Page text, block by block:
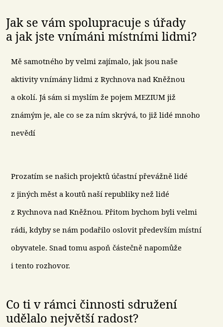
Jak se vám spolupracuje s úřady
a jak jste vnímáni místními lidmi?
Mě samotného by velmi zajímalo, jak jsou naše
aktivity vnímány lidmi z Rychnova nad Kněžnou
a okolí. Já sám si myslím že pojem MEZIUM již
známým je, ale co se za ním skrývá, to již lidé mnoho
nevědí
Prozatím se našich projektů účastní převážně lidé
z jiných měst a koutů naší republiky než lidé
z Rychnova nad Kněžnou. Přitom bychom byli velmi
rádi, kdyby se nám podařilo oslovit především místní
obyvatele. Snad tomu aspoň částečně napomůže
i tento rozhovor.
Co ti v rámci činnosti sdružení
udělalo největší radost?